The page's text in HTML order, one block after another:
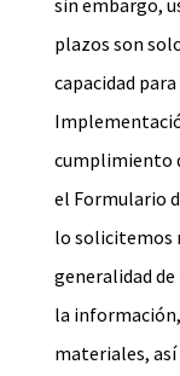
sin embargo,
plazos son
capacidad
cumplimiento
el Formulario
lo solicitemos
generalidad
la
materiales, así